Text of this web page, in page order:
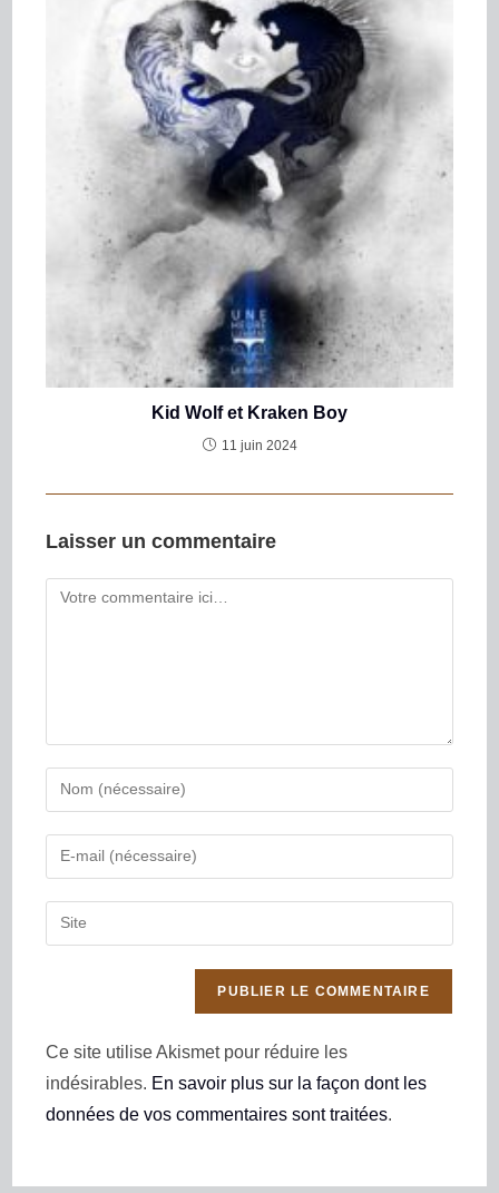
Kid Wolf et Kraken Boy
11 juin 2024
Laisser un commentaire
Ce site utilise Akismet pour réduire les
indésirables. En savoir plus sur la façon dont les
données de vos commentaires sont traitées.